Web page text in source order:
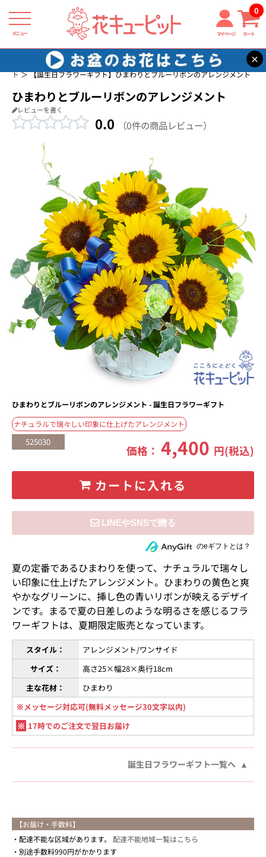
メニュー マイページ カート
0
×
花キューピット
誕生日に贈る花・花束・アレンジメントのフラワーギフ
ト
【誕生日フラワーギフト】ひまわりとブルーリボンのアレンジメント
ひまわりとブルーリボンのアレンジメント
レビューを書く
0.0 （0件の商品レビュー）
ひまわりとブルーリボンのアレンジメント - 誕生日フラワーギフト
ナチュラルで瑞々しい印象に仕上げたアレンジメント
525030
価格：4,400 円(税込)
カートに入れる
住所を知らない相手にeギフトで贈るのeギフトとは？
夏の定番であるひまわりを使って、ナチュラルで瑞々し
い印象に仕上げたアレンジメント。ひまわりの黄色と爽
やかなグリーンに、挿し色の青いリボンが映えるデザイ
ンです。まるで夏の日差しのような明るさを感じるフラ
ワーギフトは、夏期限定販売となっています。
スタイル：
アレンジメント/ワンサイド
サイズ：
高さ25×幅28×奥行18cm
主な花材：
ひまわり
※メッセージ対応可(無料メッセージ30文字以内)
※ 17時でのご注文で翌日お届け
誕生日フラワーギフト一覧へ
【お届け・手数料】
配達不能な区域があります。 配達不能地域一覧はこちら
別途手数料990円がかかります